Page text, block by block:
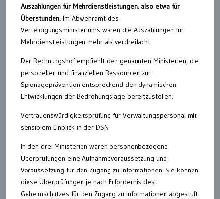
Auszahlungen für Mehrdienstleistungen, also etwa für
Überstunden. Im Abwehramt des
Verteidigungsministeriums waren die Auszahlungen für
Mehrdienstleistungen mehr als verdreifacht.
Der Rechnungshof empfiehlt den genannten Ministerien, die
personellen und finanziellen Ressourcen zur
Spionageprävention entsprechend den dynamischen
Entwicklungen der Bedrohungslage bereitzustellen.
Vertrauenswürdigkeitsprüfung für Verwaltungspersonal mit
sensiblem Einblick in der DSN
In den drei Ministerien waren personenbezogene
Überprüfungen eine Aufnahmevoraussetzung und
Voraussetzung für den Zugang zu Informationen. Sie können
diese Überprüfungen je nach Erfordernis des
Geheimschutzes für den Zugang zu Informationen abgestuft